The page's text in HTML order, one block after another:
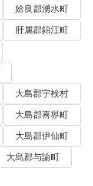
姶良郡湧水町
肝属郡錦江町
大島郡宇検村
大島郡喜界町
大島郡伊仙町
大島郡与論町